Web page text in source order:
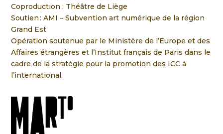
Coproduction : Théâtre de Liège
Soutien : AMI – Subvention art numérique de la région
Grand Est
Opération soutenue par le Ministère de l’Europe et des
Affaires étrangères et l’Institut français de Paris dans le
cadre de la stratégie pour la promotion des ICC à
l’international.